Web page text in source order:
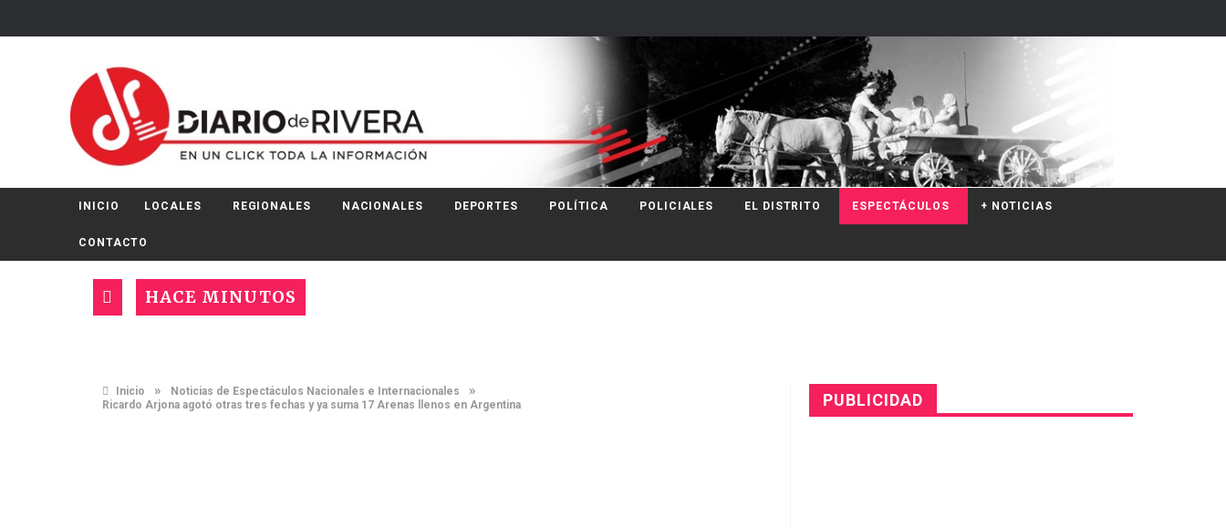
INICIO LOCALES REGIONALES NACIONALES DEPORTES POLÍTICA POLICIALES EL DISTRITO ESPECTÁCULOS + NOTICIAS
CONTACTO
HACE MINUTOS
Inicio » Noticias de Espectáculos Nacionales e Internacionales »
Ricardo Arjona agotó otras tres fechas y ya suma 17 Arenas llenos en Argentina PUBLICIDAD